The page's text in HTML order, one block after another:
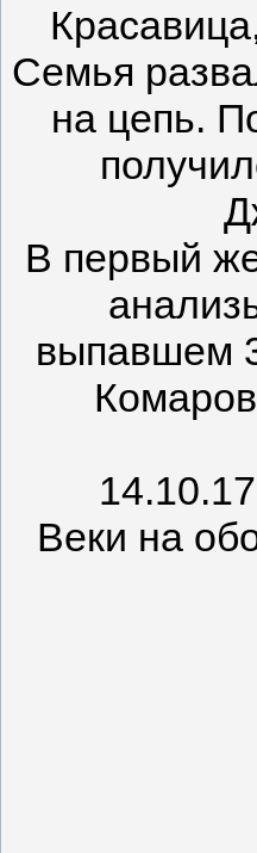
Семья
на цепь.
В первый
выпавшем
14.10.17
Веки на